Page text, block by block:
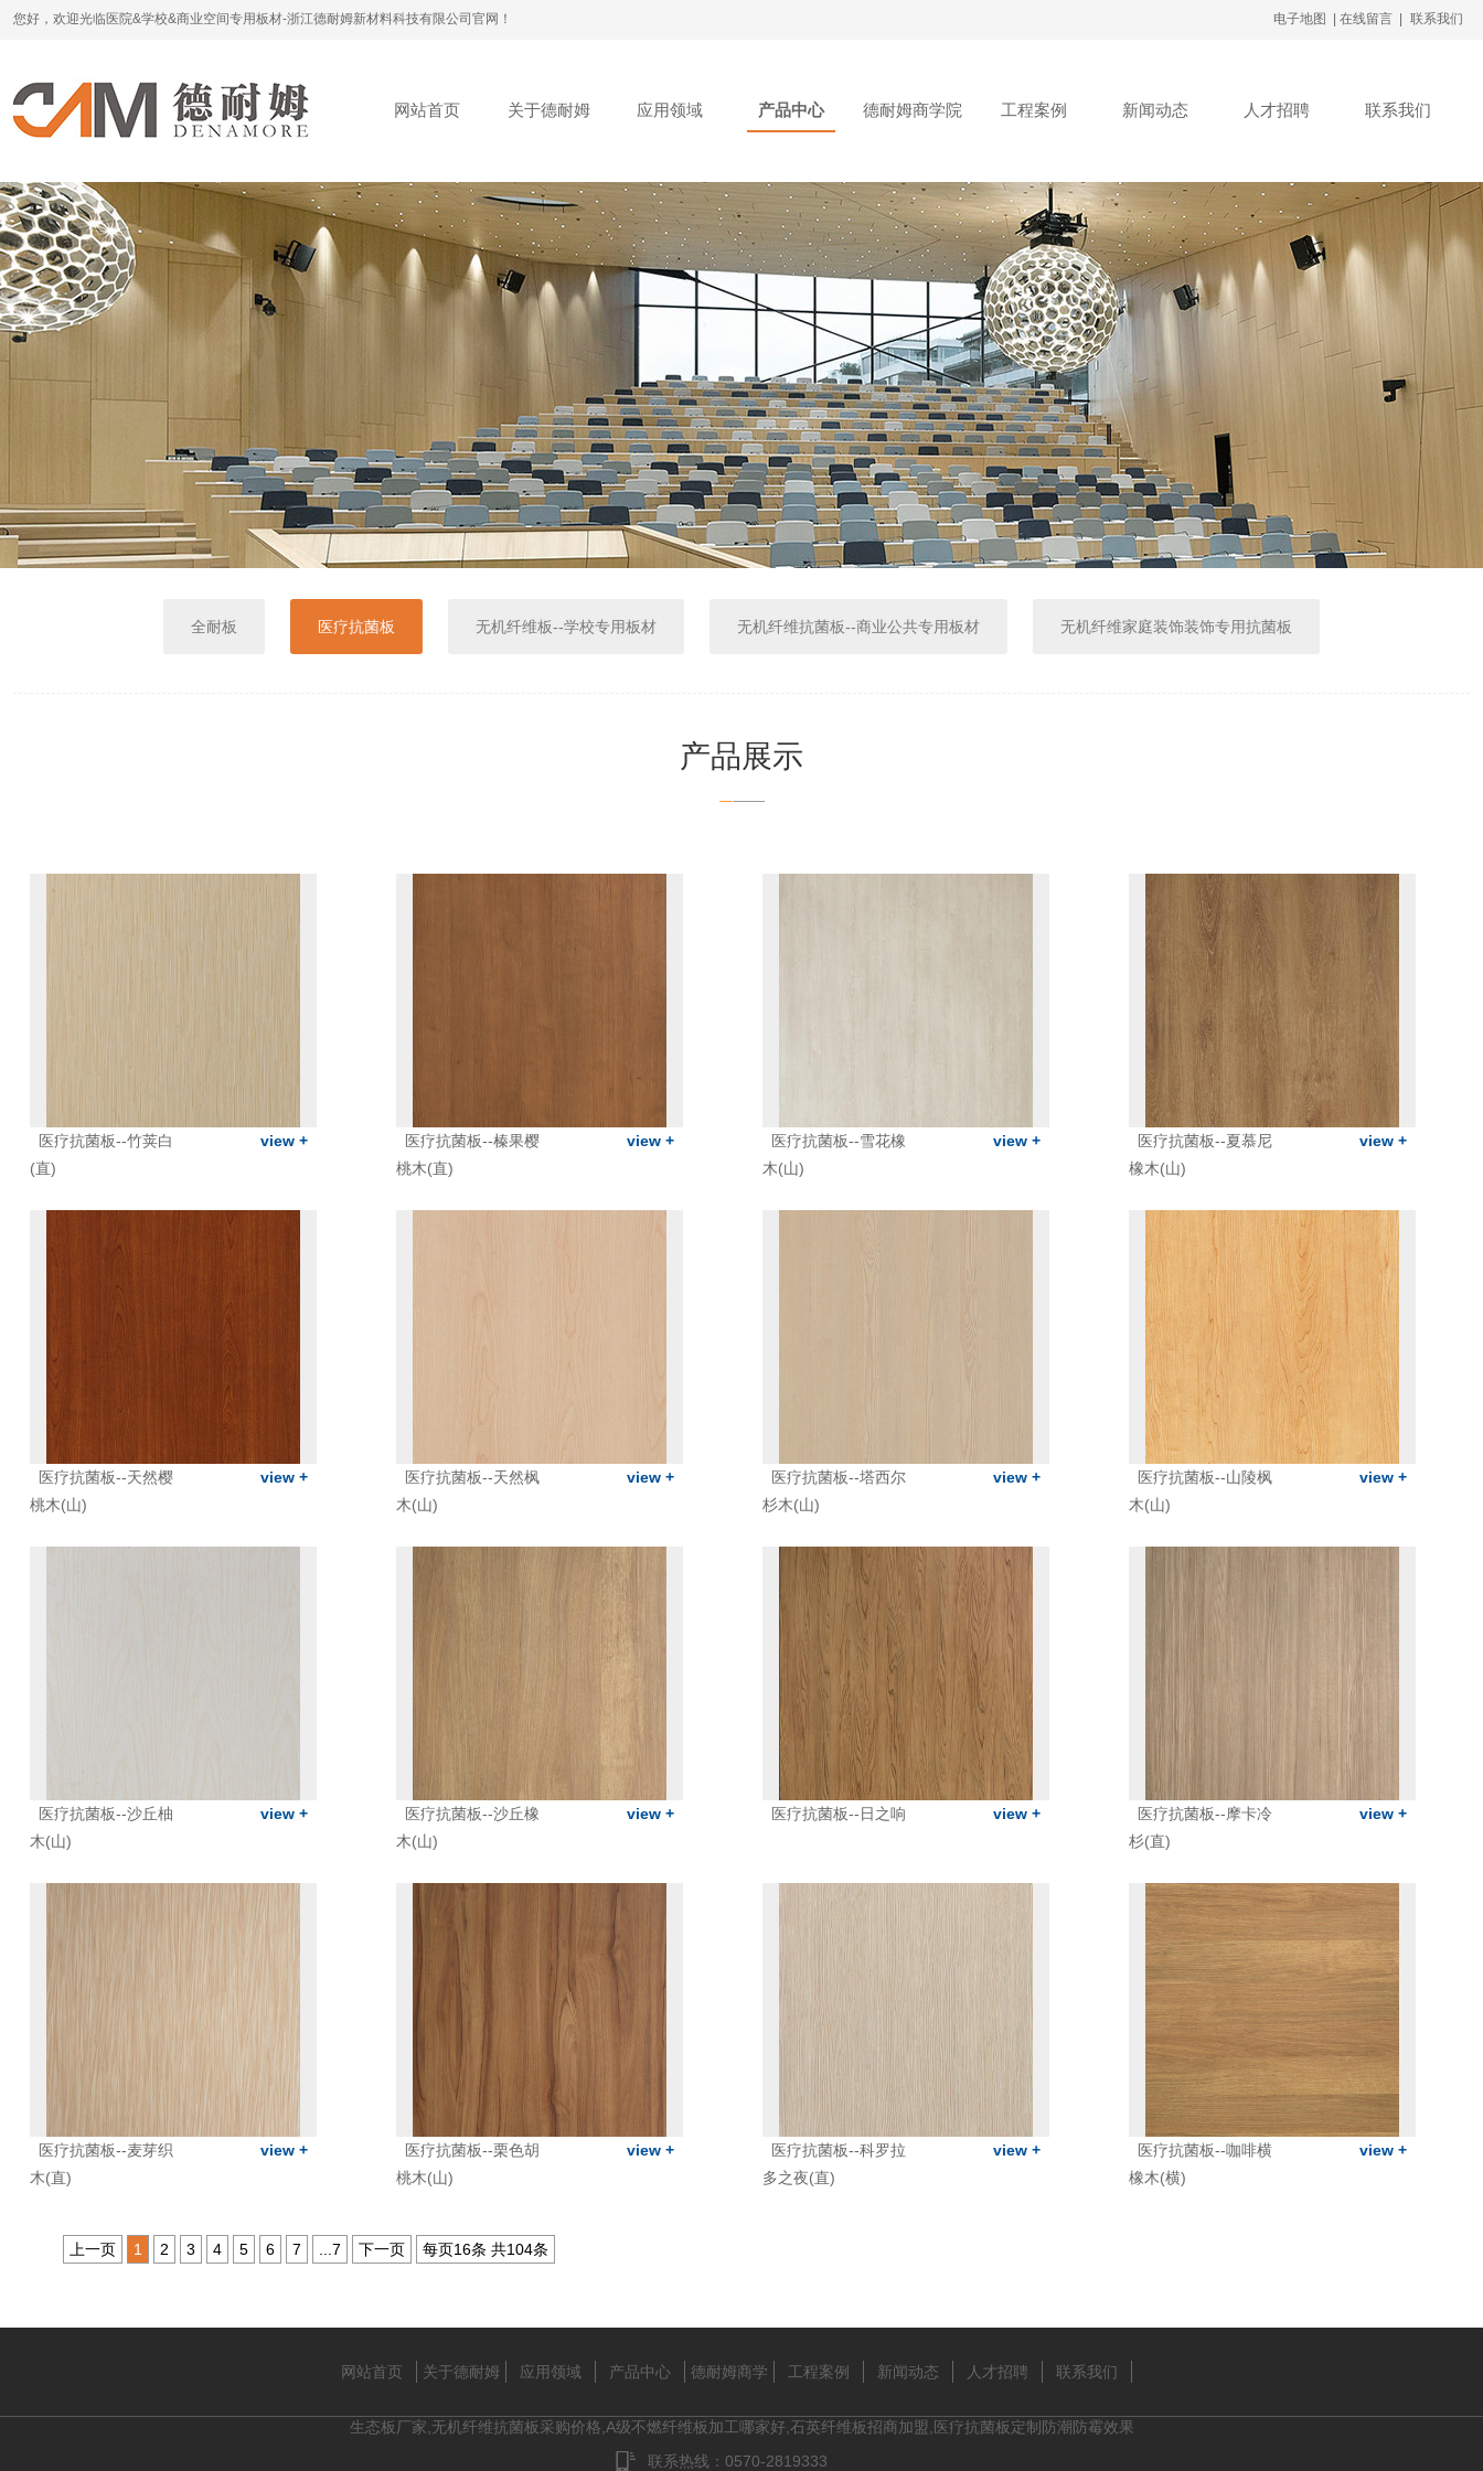
您好，欢迎光临医院&学校&商业空间专用板材-浙江德耐姆新材料科技有限公司官网！ 电子地图 | 在线留言 | 联系我们
网站首页 关于德耐姆 应用领域 产品中心 德耐姆商学院 工程案例 新闻动态 人才招聘 联系我们
全耐板 医疗抗菌板 无机纤维板--学校专用板材 无机纤维抗菌板--商业公共专用板材 无机纤维家庭装饰装饰专用抗菌板
产品展示
医疗抗菌板--竹荚白
(直)
view +
医疗抗菌板--榛果樱
桃木(直)
view +
医疗抗菌板--雪花橡
木(山)
view +
医疗抗菌板--夏慕尼
橡木(山)
view +
医疗抗菌板--天然樱
桃木(山)
view +
医疗抗菌板--天然枫
木(山)
view +
医疗抗菌板--塔西尔
杉木(山)
view +
医疗抗菌板--山陵枫
木(山)
view +
医疗抗菌板--沙丘柚
木(山)
view +
医疗抗菌板--沙丘橡
木(山)
view + 医疗抗菌板--日之响 view +
医疗抗菌板--摩卡冷
杉(直)
view +
医疗抗菌板--麦芽织
木(直)
view +
医疗抗菌板--栗色胡
桃木(山)
view +
医疗抗菌板--科罗拉
多之夜(直)
view +
医疗抗菌板--咖啡横
橡木(横)
view +
上一页 1 2 3 4 5 6 7 ...7 下一页 每页16条 共104条
网站首页 关于德耐姆 应用领域 产品中心
德耐姆商学
工程案例 新闻动态 人才招聘 联系我们
生态板厂家,无机纤维抗菌板采购价格,A级不燃纤维板加工哪家好,石英纤维板招商加盟,医疗抗菌板定制防潮防霉效果
联系热线：0570-2819333